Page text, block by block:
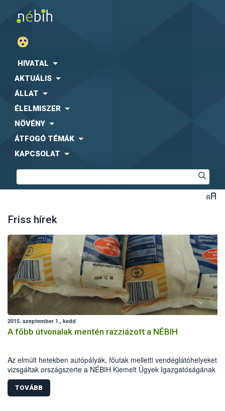
HIVATAL
AKTUÁLIS
ÁLLAT
ÉLELMISZER
NÖVÉNY
ÁTFOGÓ TÉMÁK
KAPCSOLAT
Friss hírek
2015. szeptember 1., kedd
A főbb útvonalak mentén razziázott a NÉBIH
Az elmúlt hetekben autópályák, főutak melletti vendéglátóhelyeket
vizsgáltak országszerte a NÉBIH Kiemelt Ügyek Igazgatóságának
munkatársai. A szakemberek az ellenőrzések során számos
tapasztaltak higiéniai problémát és jelöletlen, ismeretlen eredetű,
valamint lejárt minőség megőrzési idejű élelmiszereket is találtak.
TOVÁBB